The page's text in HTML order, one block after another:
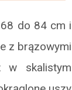
do 84 cm i
z brązowymi
w skalistym